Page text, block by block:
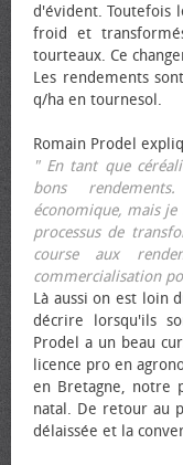
d'évident. Toutefois
froid et
tourteaux. Ce
Les rendements
q/ha en tournesol.
Romain Prodel
" En tant que
bons
économique, mais
processus de
course aux
commercialisation
Là aussi on est loin
décrire lorsqu'ils
Prodel a un beau
licence pro en
en Bretagne, notre
natal. De retour au
délaissée et la